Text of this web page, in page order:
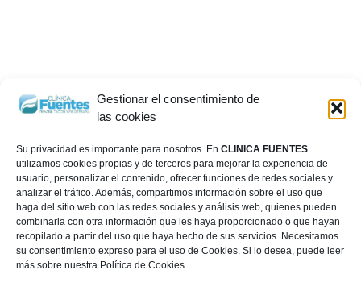
Gestionar el consentimiento de
las cookies
Su privacidad es importante para nosotros. En CLINICA FUENTES
utilizamos cookies propias y de terceros para mejorar la experiencia de
usuario, personalizar el contenido, ofrecer funciones de redes sociales y
analizar el tráfico. Además, compartimos información sobre el uso que
haga del sitio web con las redes sociales y análisis web, quienes pueden
combinarla con otra información que les haya proporcionado o que hayan
recopilado a partir del uso que haya hecho de sus servicios. Necesitamos
su consentimiento expreso para el uso de Cookies. Si lo desea, puede leer
más sobre nuestra Política de Cookies.